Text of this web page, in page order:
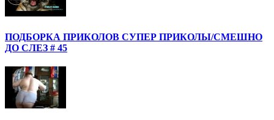
ПОДБОРКА ПРИКОЛОВ СУПЕР ПРИКОЛЫ/СМЕШНО
ДО СЛЕЗ # 45